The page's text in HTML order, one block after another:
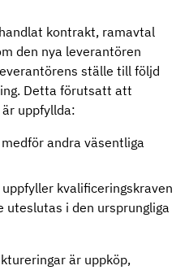
kontrakt, ramavtal
den nya leverantören
ställe till följd
Detta förutsatt att
uppfyllda:
andra väsentliga
kvalificeringskraven
uteslutas i den ursprungliga
är uppköp,